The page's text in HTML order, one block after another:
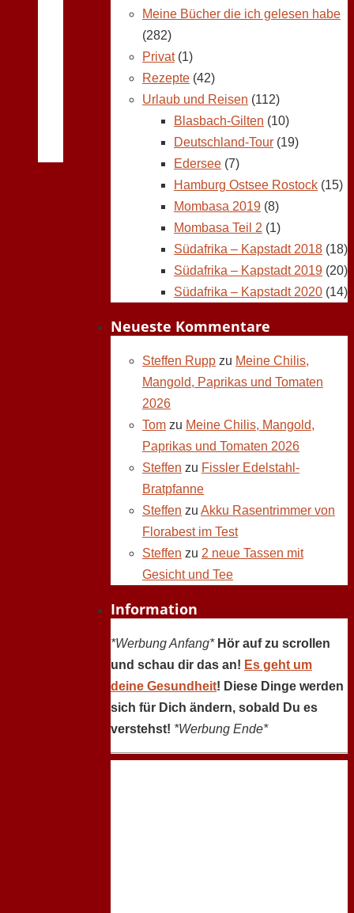
Meine Bücher die ich gelesen habe
(282)
Privat(1)
Rezepte (42)
Urlaub und Reisen (112)
Blasbach-Gilten (10)
Deutschland-Tour (19)
Edersee (7)
Hamburg Ostsee Rostock (15)
Mombasa 2019 (8)
Mombasa Teil 2 (1)
Südafrika – Kapstadt 2018 (18)
Südafrika – Kapstadt 2019 (20)
Südafrika – Kapstadt 2020 (14)
Neueste Kommentare
Steffen Rupp zu Meine Chilis,
Mangold, Paprikas und Tomaten
2026
Tom zu Meine Chilis, Mangold,
Paprikas und Tomaten 2026
Steffen zu Fissler Edelstahl-
Bratpfanne
Steffen zu Akku Rasentrimmer von
Florabest im Test
Steffen zu 2 neue Tassen mit
Gesicht und Tee
Information
*Werbung Anfang* Hör auf zu scrollen
und schau dir das an! Es geht um
deine Gesundheit! Diese Dinge werden
sich für Dich ändern, sobald Du es
verstehst! *Werbung Ende*